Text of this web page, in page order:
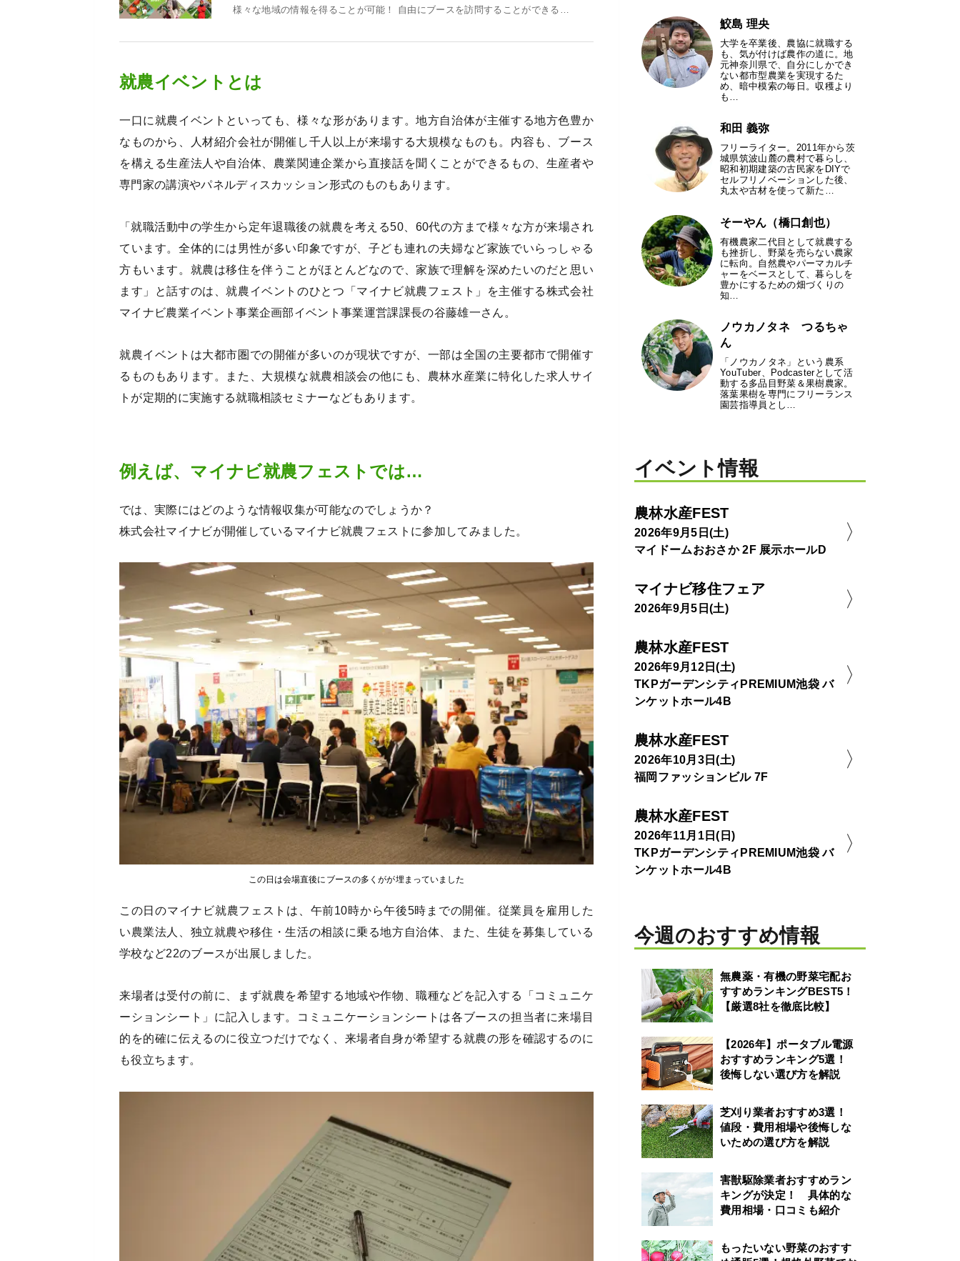
様々な地域の情報を得ることが可能！ 自由にブースを訪問することができる…
就農イベントとは
一口に就農イベントといっても、様々な形があります。地方自治体が主催する地方色豊か
なものから、人材紹介会社が開催し千人以上が来場する大規模なものも。内容も、ブース
を構える生産法人や自治体、農業関連企業から直接話を聞くことができるもの、生産者や
専門家の講演やパネルディスカッション形式のものもあります。
「就職活動中の学生から定年退職後の就農を考える50、60代の方まで様々な方が来場され
ています。全体的には男性が多い印象ですが、子ども連れの夫婦など家族でいらっしゃる
方もいます。就農は移住を伴うことがほとんどなので、家族で理解を深めたいのだと思い
ます」と話すのは、就農イベントのひとつ「マイナビ就農フェスト」を主催する株式会社
マイナビ農業イベント事業企画部イベント事業運営課課長の谷藤雄一さん。
就農イベントは大都市圏での開催が多いのが現状ですが、一部は全国の主要都市で開催す
るものもあります。また、大規模な就農相談会の他にも、農林水産業に特化した求人サイ
トが定期的に実施する就職相談セミナーなどもあります。
例えば、マイナビ就農フェストでは…
では、実際にはどのような情報収集が可能なのでしょうか？
株式会社マイナビが開催しているマイナビ就農フェストに参加してみました。
この日は会場直後にブースの多くがが埋まっていました
この日のマイナビ就農フェストは、午前10時から午後5時までの開催。従業員を雇用した
い農業法人、独立就農や移住・生活の相談に乗る地方自治体、また、生徒を募集している
学校など22のブースが出展しました。
来場者は受付の前に、まず就農を希望する地域や作物、職種などを記入する「コミュニケ
ーションシート」に記入します。コミュニケーションシートは各ブースの担当者に来場目
的を的確に伝えるのに役立つだけでなく、来場者自身が希望する就農の形を確認するのに
も役立ちます。
鮫島 理央
大学を卒業後、農協に就職する
も、気が付けば農作の道に。地
元神奈川県で、自分にしかでき
ない都市型農業を実現するた
め、暗中模索の毎日。収穫より
も…
和田 義弥
フリーライター。2011年から茨
城県筑波山麓の農村で暮らし、
昭和初期建築の古民家をDIYで
セルフリノベーションした後、
丸太や古材を使って新た…
そーやん（橋口創也）
有機農家二代目として就農する
も挫折し、野菜を売らない農家
に転向。自然農やパーマカルチ
ャーをベースとして、暮らしを
豊かにするための畑づくりの
知…
ノウカノタネ つるちゃ
ん
「ノウカノタネ」という農系
YouTuber、Podcasterとして活
動する多品目野菜＆果樹農家。
落葉果樹を専門にフリーランス
園芸指導員とし…
イベント情報
農林水産FEST
2026年9月5日(土)
マイドームおおさか 2F 展示ホールD
マイナビ移住フェア
2026年9月5日(土)
農林水産FEST
2026年9月12日(土)
TKPガーデンシティPREMIUM池袋 バ
ンケットホール4B
農林水産FEST
2026年10月3日(土)
福岡ファッションビル 7F
農林水産FEST
2026年11月1日(日)
TKPガーデンシティPREMIUM池袋 バ
ンケットホール4B
今週のおすすめ情報
無農薬・有機の野菜宅配お
すすめランキングBEST5！
【厳選8社を徹底比較】
【2026年】ポータブル電源
おすすめランキング5選！
後悔しない選び方を解説
芝刈り業者おすすめ3選！
値段・費用相場や後悔しな
いための選び方を解説
害獣駆除業者おすすめラン
キングが決定！ 具体的な
費用相場・口コミも紹介
もったいない野菜のおすす